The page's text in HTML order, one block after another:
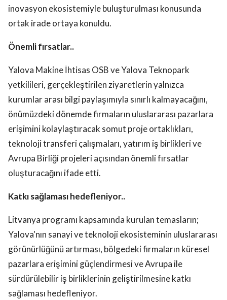
inovasyon ekosistemiyle buluşturulması konusunda
ortak irade ortaya konuldu.
Önemli fırsatlar..
Yalova Makine İhtisas OSB ve Yalova Teknopark
yetkilileri, gerçekleştirilen ziyaretlerin yalnızca
kurumlar arası bilgi paylaşımıyla sınırlı kalmayacağını,
önümüzdeki dönemde firmaların uluslararası pazarlara
erişimini kolaylaştıracak somut proje ortaklıkları,
teknoloji transferi çalışmaları, yatırım iş birlikleri ve
Avrupa Birliği projeleri açısından önemli fırsatlar
oluşturacağını ifade etti.
Katkı sağlaması hedefleniyor..
Litvanya programı kapsamında kurulan temasların;
Yalova'nın sanayi ve teknoloji ekosisteminin uluslararası
görünürlüğünü artırması, bölgedeki firmaların küresel
pazarlara erişimini güçlendirmesi ve Avrupa ile
sürdürülebilir iş birliklerinin geliştirilmesine katkı
sağlaması hedefleniyor.